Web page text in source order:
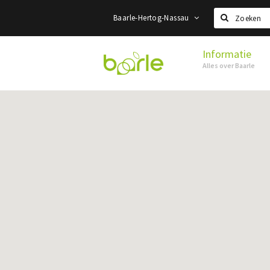
Baarle-Hertog-Nassau
Zoeken
Visit
Baarle
Informatie
Alles over Baarle